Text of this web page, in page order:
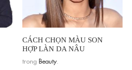
CÁCH CHỌN MÀU SON
HỢP LÀN DA NÂU
trong Beauty.